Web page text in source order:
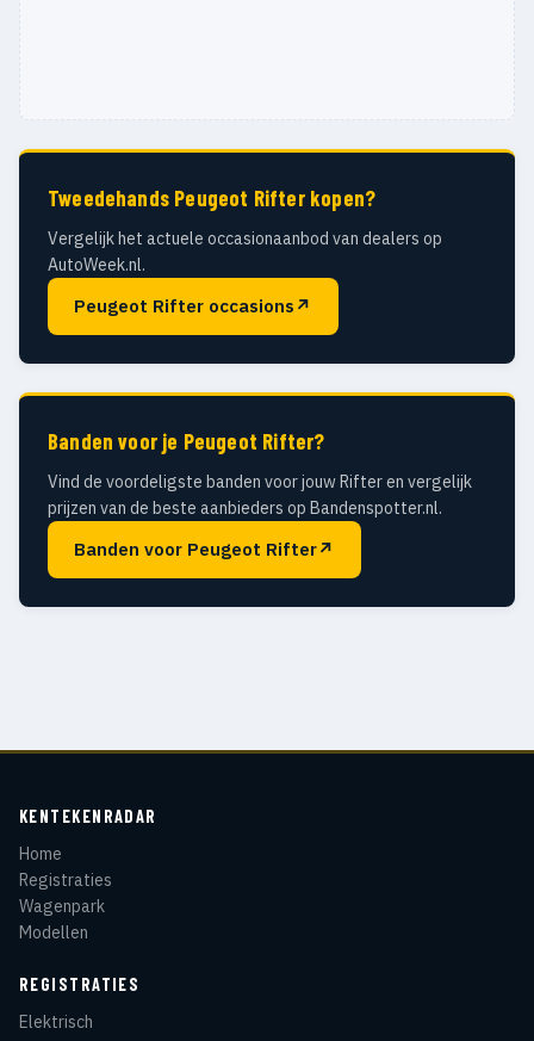
Tweedehands Peugeot Rifter kopen?
Vergelijk het actuele occasionaanbod van dealers op
AutoWeek.nl.
Peugeot Rifter occasions ↗
Banden voor je Peugeot Rifter?
Vind de voordeligste banden voor jouw Rifter en vergelijk
prijzen van de beste aanbieders op Bandenspotter.nl.
Banden voor Peugeot Rifter↗
KENTEKENRADAR
Home
Registraties
Wagenpark
Modellen
REGISTRATIES
Elektrisch